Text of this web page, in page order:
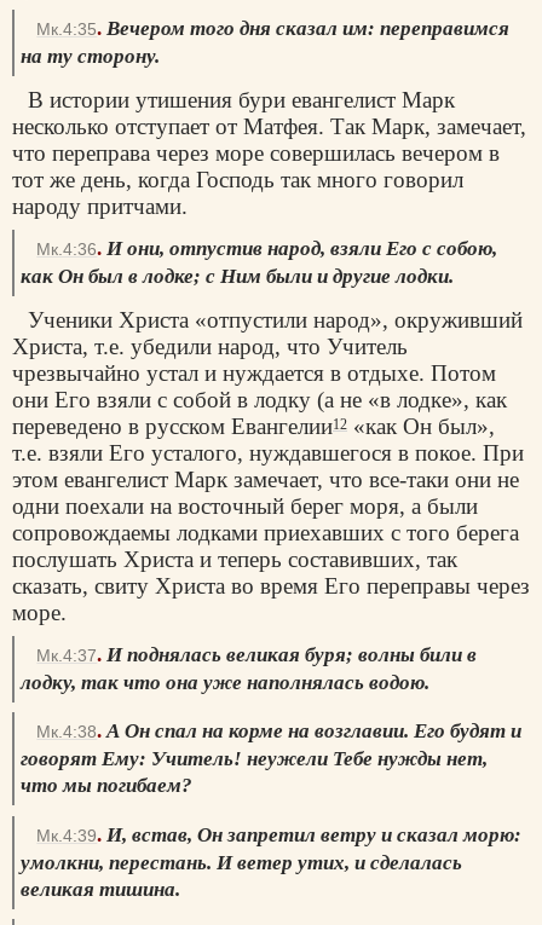
Мк.4:35. Вечером того дня сказал им: переправимся
на ту сторону.
В истории утишения бури евангелист Марк
несколько отступает от Матфея. Так Марк, замечает,
что переправа через море совершилась вечером в
тот же день, когда Господь так много говорил
народу притчами.
Мк.4:36. И они, отпустив народ, взяли Его с собою,
как Он был в лодке; с Ним были и другие лодки.
Ученики Христа «отпустили народ», окруживший
Христа, т.е. убедили народ, что Учитель
чрезвычайно устал и нуждается в отдыхе. Потом
они Его взяли с собой в лодку (а не «в лодке», как
переведено в русском Евангелии12 «как Он был»,
т.е. взяли Его усталого, нуждавшегося в покое. При
этом евангелист Марк замечает, что все-таки они не
одни поехали на восточный берег моря, а были
сопровождаемы лодками приехавших с того берега
послушать Христа и теперь составивших, так
сказать, свиту Христа во время Его переправы через
море.
Мк.4:37. И поднялась великая буря; волны били в
лодку, так что она уже наполнялась водою.
Мк.4:38. А Он спал на корме на возглавии. Его будят и
говорят Ему: Учитель! неужели Тебе нужды нет,
что мы погибаем?
Мк.4:39. И, встав, Он запретил ветру и сказал морю:
умолкни, перестань. И ветер утих, и сделалась
великая тишина.